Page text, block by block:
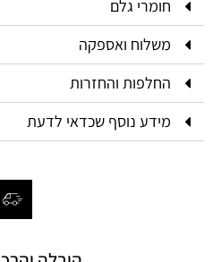
חומרי גלם
משלוח ואספקה
החלפות והחזרות
מידע נוסף שכדאי לדעת